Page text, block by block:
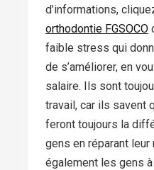
d’informations,
orthodontie FGSOCO
faible stress qui
de s’améliorer, en
salaire. Ils sont
travail, car ils savent
feront toujours la
gens en réparant
également les gens